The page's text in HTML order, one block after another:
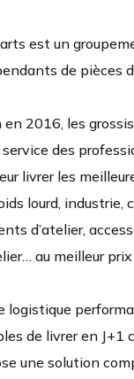
est un
de pièces
en 2016, les
des
livrer les
lourd, industrie,
d’atelier,
au meilleur
logistique
de livrer en J+1
une solution